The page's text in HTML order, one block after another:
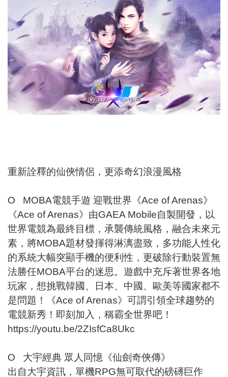
重新詮釋的仙俠情侶，更添奇幻浪漫風格
O MOBA電競手遊 迎戰世界《Ace of Arenas》
《Ace of Arenas》由GAEA Mobile自製開發，以
世界電競為最終目標，承襲傳統風格，融合未來元
素，將MOBA題材發揮得淋漓盡致，多功能人性化
的系統大幅突顯手機的便利性，更破除行動裝置無
法勝任MOBA平台的迷思。遊戲中充斥著世界各地
玩家，想挑戰韓國、日本、中國、歐美等國家都不
是問題！《Ace of Arenas》可謂引領全球趨勢的
電競新秀！即刻加入，稱霸全世界吧！
https://youtu.be/2ZIsfCa8Ukc
O 大宇經典 眾人同憶《仙劍奇俠傳》
出自大宇資訊，單機RPG無可取代的磅礡巨作